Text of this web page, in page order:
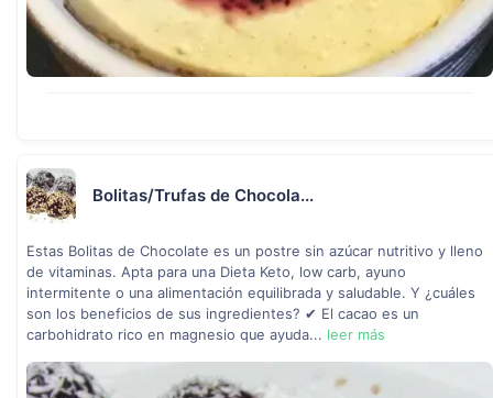
Bolitas/Trufas de Chocola...
Estas Bolitas de Chocolate es un postre sin azúcar nutritivo y lleno
de vitaminas. Apta para una Dieta Keto, low carb, ayuno
intermitente o una alimentación equilibrada y saludable. Y ¿cuáles
son los beneficios de sus ingredientes? ✔ El cacao es un
carbohidrato rico en magnesio que ayuda... leer más